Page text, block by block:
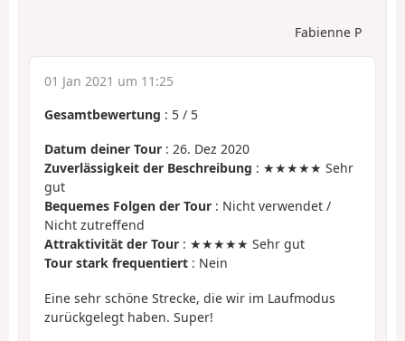
Fabienne P
01 Jan 2021 um 11:25
Gesamtbewertung : 5 / 5
Datum deiner Tour : 26. Dez 2020
Zuverlässigkeit der Beschreibung : ★★★★★ Sehr
gut
Bequemes Folgen der Tour : Nicht verwendet /
Nicht zutreffend
Attraktivität der Tour : ★★★★★ Sehr gut
Tour stark frequentiert : Nein
Eine sehr schöne Strecke, die wir im Laufmodus
zurückgelegt haben. Super!